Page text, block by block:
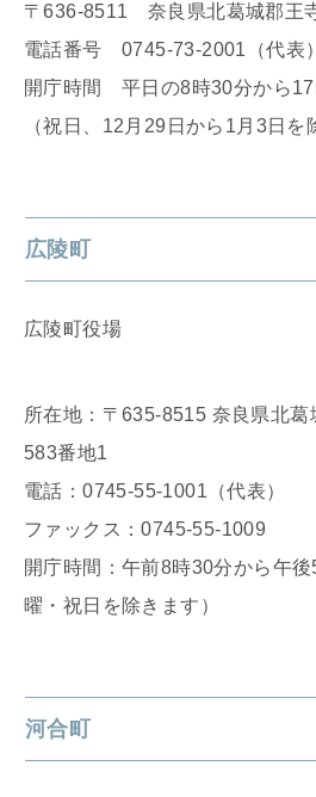
〒636-8511 奈良県北葛城郡王
電話番号 0745-73-2001（代表）
開庁時間 平日の8時30分から17
（祝日、12月29日から1月3日を
広陵町
広陵町役場
所在地：〒635-8515 奈良県北
583番地1
電話：0745-55-1001（代表）
ファックス：0745-55-1009
開庁時間：午前8時30分から午
曜・祝日を除きます）
河合町